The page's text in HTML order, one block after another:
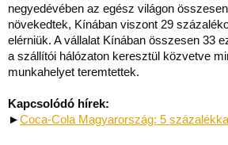
negyedévében az egész világon
növekedtek, Kínában viszont 29
elérniük. A vállalat Kínában összesen 33
a szállítói hálózaton keresztül közvetve
munkahelyet teremtettek.
Kapcsolódó hírek:
►Coca-Cola Magyarország: 5